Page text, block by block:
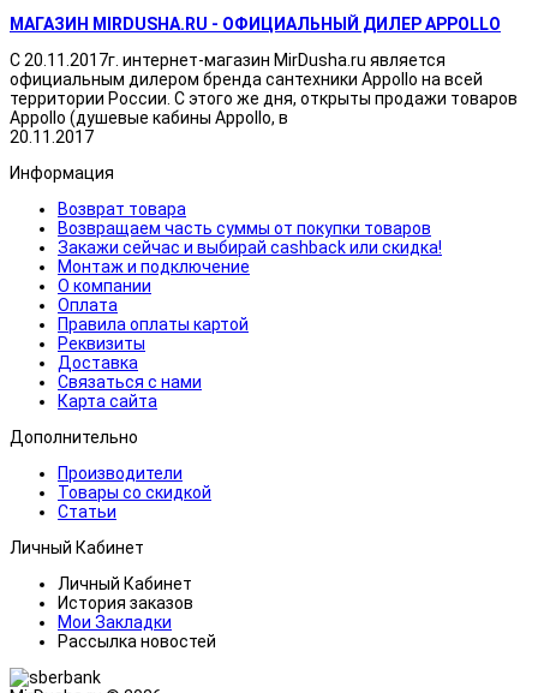
МАГАЗИН MIRDUSHA.RU - ОФИЦИАЛЬНЫЙ ДИЛЕР APPOLLO
С 20.11.2017г. интернет-магазин MirDusha.ru является
официальным дилером бренда сантехники Appollo на всей
территории России. С этого же дня, открыты продажи товаров
Appollo (душевые кабины Appollo, в
20.11.2017
Информация
Возврат товара
Возвращаем часть суммы от покупки товаров
Закажи сейчас и выбирай cashback или скидка!
Монтаж и подключение
О компании
Оплата
Правила оплаты картой
Реквизиты
Доставка
Связаться с нами
Карта сайта
Дополнительно
Производители
Товары со скидкой
Статьи
Личный Кабинет
Личный Кабинет
История заказов
Мои Закладки
Рассылка новостей